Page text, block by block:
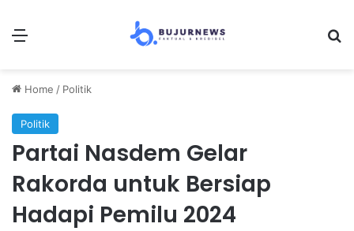
Menu
Home / Politik
Politik
Partai Nasdem Gelar
Rakorda untuk Bersiap
Hadapi Pemilu 2024